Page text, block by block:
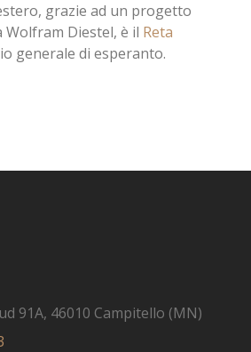
grazie ad un progetto
Wolfram Diestel, è il Reta
generale di esperanto.
91A, 46010 Campitello (MN)